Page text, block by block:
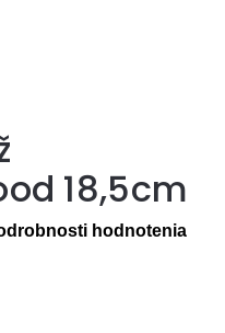
18,5cm
hodnotenia